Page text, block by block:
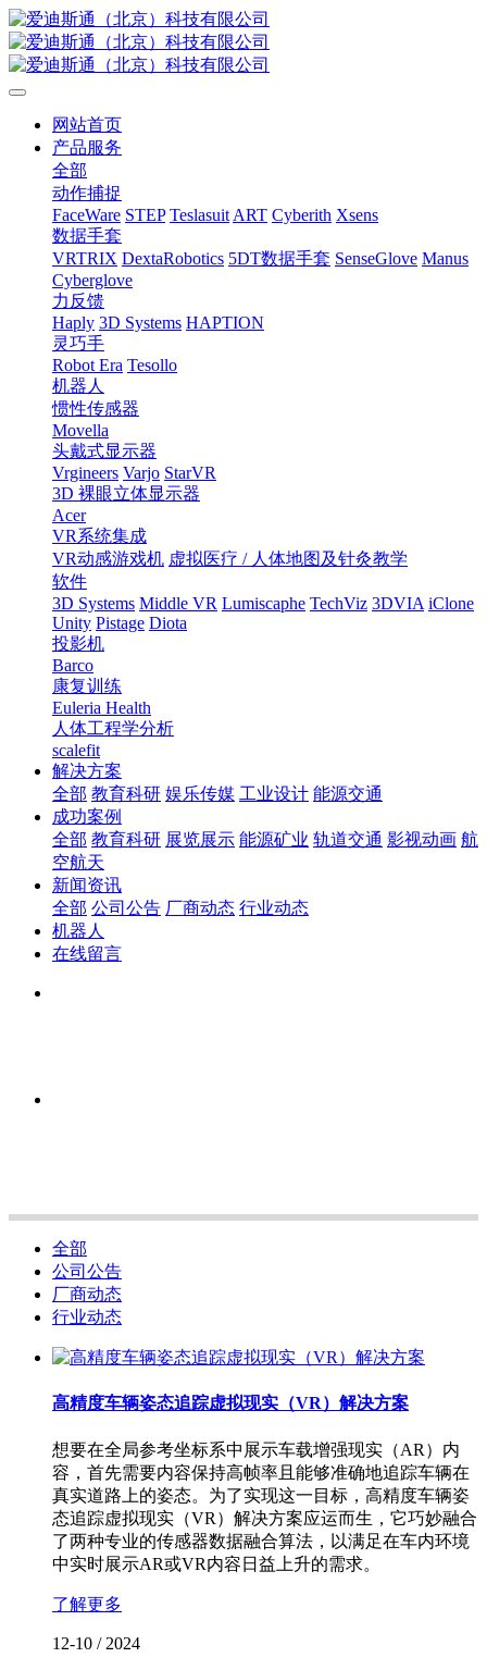
网站首页
产品服务
全部
动作捕捉
FaceWare STEP Teslasuit ART Cyberith Xsens
数据手套
VRTRIX DextaRobotics 5DT数据手套 SenseGlove Manus
Cyberglove
力反馈
Haply 3D Systems HAPTION
灵巧手
Robot Era Tesollo
机器人
惯性传感器
Movella
头戴式显示器
Vrgineers Varjo StarVR
3D 裸眼立体显示器
Acer
VR系统集成
VR动感游戏机 虚拟医疗 / 人体地图及针灸教学
软件
3D Systems Middle VR Lumiscaphe TechViz 3DVIA iClone
Unity Pistage Diota
投影机
Barco
康复训练
Euleria Health
人体工程学分析
scalefit
解决方案
全部 教育科研 娱乐传媒 工业设计 能源交通
成功案例
全部 教育科研 展览展示 能源矿业 轨道交通 影视动画 航
空航天
新闻资讯
全部 公司公告 厂商动态 行业动态
机器人
在线留言
全部
公司公告
厂商动态
行业动态
高精度车辆姿态追踪虚拟现实（VR）解决方案
想要在全局参考坐标系中展示车载增强现实（AR）内
容，首先需要内容保持高帧率且能够准确地追踪车辆在
真实道路上的姿态。为了实现这一目标，高精度车辆姿
态追踪虚拟现实（VR）解决方案应运而生，它巧妙融合
了两种专业的传感器数据融合算法，以满足在车内环境
中实时展示AR或VR内容日益上升的需求。
了解更多
12-10 / 2024